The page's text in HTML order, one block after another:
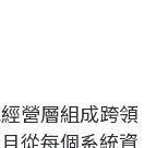
營層組成跨領
從每個系統資